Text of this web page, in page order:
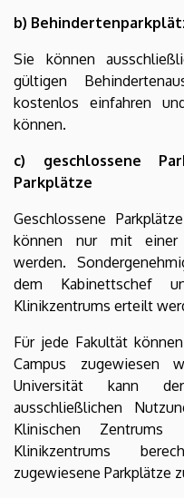
b)
Sie können
gültigen
kostenlos einfahren
können.
c) geschlossene
Parkplätze
Geschlossene
können nur mit einer
werden.
dem Kabinettschef
Klinikzentrums erteilt
Für jede Fakultät
Campus zugewiesen
Universität kann
ausschließlichen
Klinischen
Klinikzentrums
zugewiesene Parkplätze